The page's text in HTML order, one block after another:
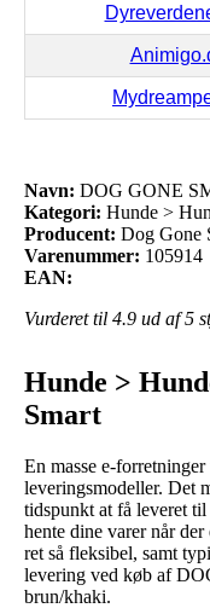
Navn: DOG GONE
Kategori: Hunde >
Producent: Dog Gone
Varenummer: 105914
EAN:
Vurderet til 4.9 ud af 5
Hunde >
Smart
En masse e-
leveringsmodeller. Det
tidspunkt at få leveret
hente dine varer når
ret så fleksibel, samt
levering ved køb af
brun/khaki.